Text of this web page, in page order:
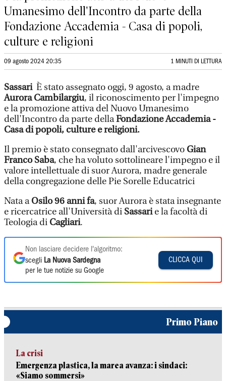
Umanesimo dell'Incontro da parte della
Fondazione Accademia - Casa di popoli,
culture e religioni
09 agosto 2024 20:35 1 MINUTI DI LETTURA
SassariÈ stato assegnato oggi, 9 agosto, a madre
Aurora Cambilargiu, il riconoscimento per l'impegno
e la promozione attiva del Nuovo Umanesimo
dell'Incontro da parte dellaFondazione Accademia -
Casa di popoli, culture e religioni.
Il premio è stato consegnato dall'arcivescovoGian
Franco Saba, che ha voluto sottolineare l'impegno e il
valore intellettuale di suor Aurora, madre generale
della congregazione delle Pie Sorelle Educatrici
Nata aOsilo 96 anni fa, suor Aurora è stata insegnante
e ricercatrice all'Università di Sassarie la facoltà di
Teologia di Cagliari.
Non lasciare decidere l'algoritmo:
scegli La Nuova Sardegna
per le tue notizie su Google
CLICCA QUI
Primo Piano
La crisi
Emergenza plastica, la marea avanza: i sindaci:
«Siamo sommersi»